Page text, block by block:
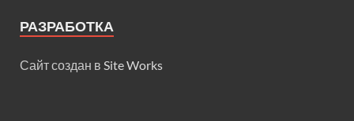
РАЗРАБОТКА
Сайт создан в Site Works